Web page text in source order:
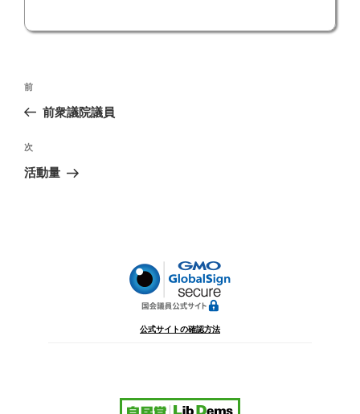
投
ビ
ゲ
前
の
稿
前
前衆議院議員
次
の
次
活動量
公式サイトの確認方法